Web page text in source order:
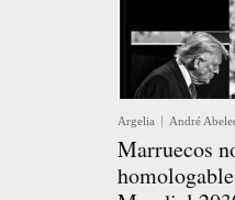
Argelia André
Marruecos